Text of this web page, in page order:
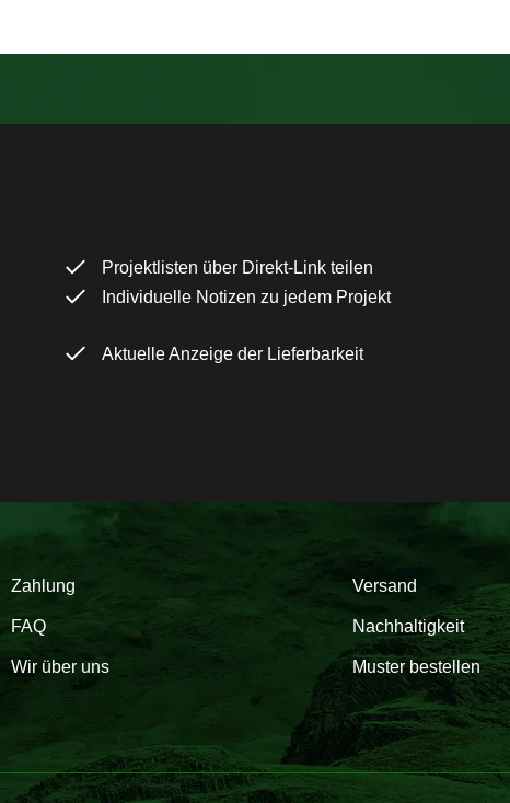
Projektlisten über Direkt-Link teilen
Individuelle Notizen zu jedem Projekt
Aktuelle Anzeige der Lieferbarkeit
Zahlung Versand
FAQ Nachhaltigkeit
Wir über uns Muster bestellen